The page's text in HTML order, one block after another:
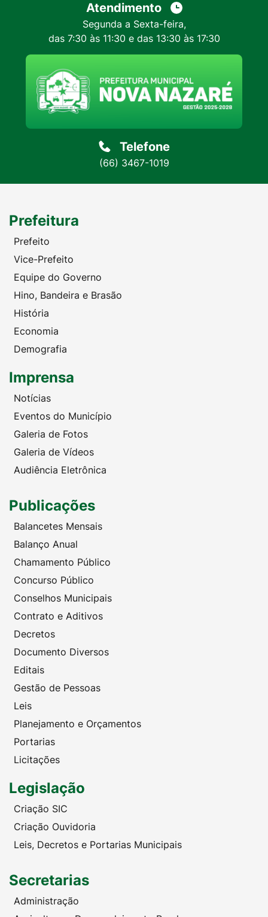
Atendimento
Segunda a Sexta-feira,
das 7:30 às 11:30 e das 13:30 às 17:30
Telefone
(66) 3467-1019
Prefeitura
Prefeito
Vice-Prefeito
Equipe do Governo
Hino, Bandeira e Brasão
História
Economia
Demografia
Imprensa
Notícias
Eventos do Município
Galeria de Fotos
Galeria de Vídeos
Audiência Eletrônica
Publicações
Balancetes Mensais
Balanço Anual
Chamamento Público
Concurso Público
Conselhos Municipais
Contrato e Aditivos
Decretos
Documento Diversos
Editais
Gestão de Pessoas
Leis
Planejamento e Orçamentos
Portarias
Licitações
Legislação
Criação SIC
Criação Ouvidoria
Leis, Decretos e Portarias Municipais
Secretarias
Administração